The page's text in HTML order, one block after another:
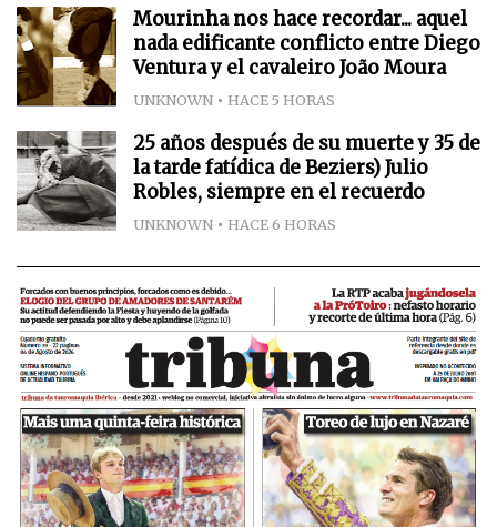
Mourinha nos hace recordar... aquel
nada edificante conflicto entre Diego
Ventura y el cavaleiro João Moura
UNKNOWN HACE 5 HORAS
25 años después de su muerte y 35 de
la tarde fatídica de Beziers) Julio
Robles, siempre en el recuerdo
UNKNOWN HACE 6 HORAS